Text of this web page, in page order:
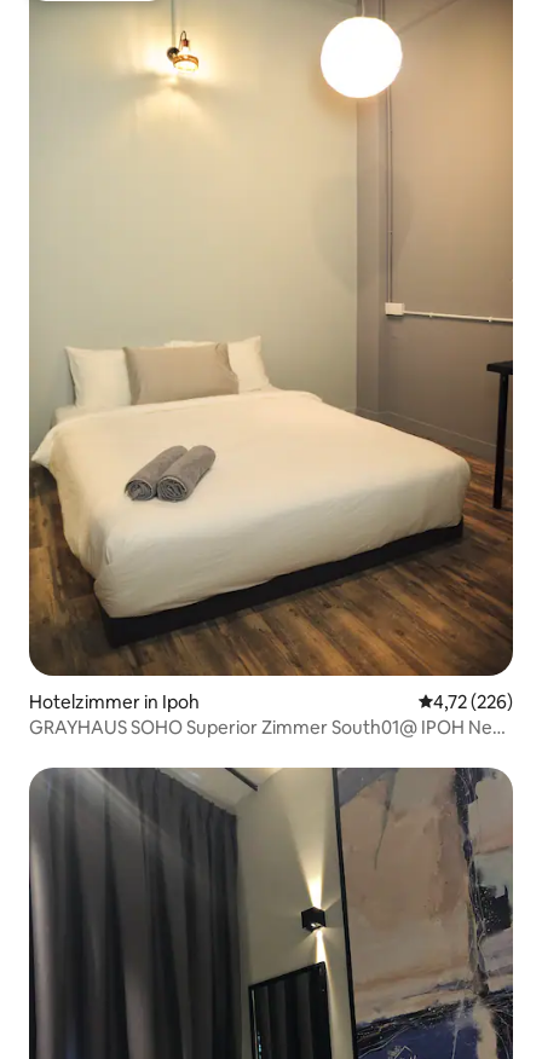
Hotelzimmer in Ipoh
4,72 (226)
GRAYHAUS SOHO Superior Zimmer South01@ IPOH New